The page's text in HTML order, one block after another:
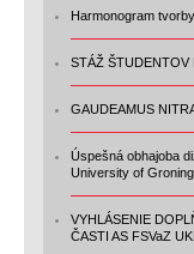
Harmonogram
STÁŽ ŠTUDENTOV
GAUDEAMUS
Úspešná obhajoba
University of
VYHLÁSENIE
ČASTI AS FSVaZ